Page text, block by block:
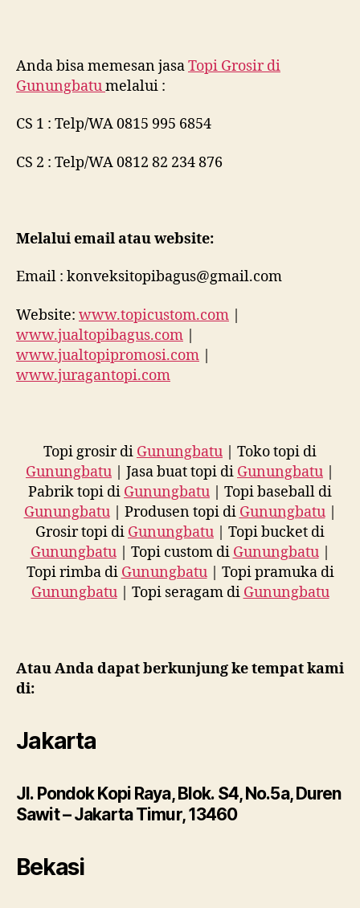
Anda bisa memesan jasaTopi Grosir di
Gunungbatumelalui :
CS 1 : Telp/WA 0815 995 6854
CS 2 : Telp/WA 0812 82 234 876
Melalui email atau website:
Email : konveksitopibagus@gmail.com
Website: www.topicustom.com |
www.jualtopibagus.com |
www.jualtopipromosi.com |
www.juragantopi.com
Topi grosir di Gunungbatu | Toko topi di
Gunungbatu | Jasa buat topi di Gunungbatu |
Pabrik topi di Gunungbatu | Topi baseball di
Gunungbatu| Produsen topi di Gunungbatu|
Grosir topi di Gunungbatu | Topi bucket di
Gunungbatu| Topi custom di Gunungbatu|
Topi rimba di Gunungbatu| Topi pramuka di
Gunungbatu| Topi seragam di Gunungbatu
Atau Anda dapat berkunjung ke tempat kami
di:
Jakarta
Jl. Pondok Kopi Raya, Blok. S4, No.5a, Duren
Sawit – Jakarta Timur, 13460
Bekasi